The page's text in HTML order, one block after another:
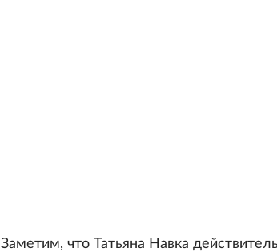
Заметим, что Татьяна Навка